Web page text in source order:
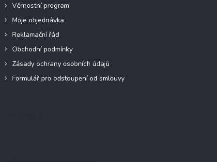
Věrnostní program
Moje objednávka
Reklamační řád
Obchodní podmínky
Zásady ochrany osobních údajů
Formulář pro odstoupení od smlouvy